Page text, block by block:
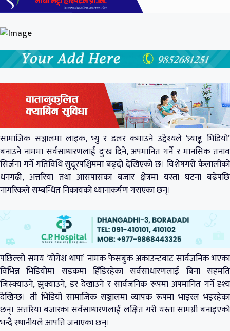
सामाजिक सञ्जालमा लाइक, भ्यु र डलर कमाउने उद्देश्यले ‘प्र्याङ्क भिडियो’
बनाउने नाममा सर्वसाधारणलाई दुःख दिने, अपमानित गर्ने र मानसिक तनाव
सिर्जना गर्ने गतिविधि सुदूरपश्चिममा बढ्दो देखिएको छ। विशेषगरी कैलालीको
धनगढी, अत्तरिया तथा आसपासका बजार क्षेत्रमा यस्ता घटना बढेपछि
नागरिकले सम्बन्धित निकायको ध्यानाकर्षण गराएका छन्।
पछिल्लो समय ‘योगेश थापा’ नामक फेसबुक अकाउन्टबाट सार्वजनिक भएका
विभिन्न भिडियोमा सडकमा हिँडिरहेका सर्वसाधारणलाई बिना सहमति
जिस्क्याउने, झुक्याउने, डर देखाउने र सार्वजनिक रूपमा अपमानित गर्ने दृश्य
देखिन्छ। ती भिडियो सामाजिक सञ्जालमा व्यापक रूपमा भाइरल भइरहेका
छन्। अत्तरिया बजारका सर्वसाधारणलाई लक्षित गरी यस्ता सामग्री बनाइएको
भन्दै स्थानीयले आपत्ति जनाएका छन्।